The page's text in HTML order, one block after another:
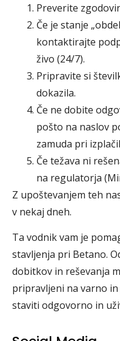
Preverite
Če je stanje
kontaktirajte
živo (24/7).
Pripravite si
dokazila.
Če ne dobite
pošto na naslov
zamuda pri
Če težava ni
na regulatorja
Z upoštevanjem teh
v nekaj dneh.
Ta vodnik vam je
stavljenja pri Betano.
dobitkov in reševanja
pripravljeni na varno
staviti odgovorno in